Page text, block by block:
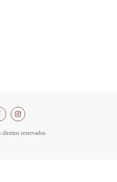
reservados.